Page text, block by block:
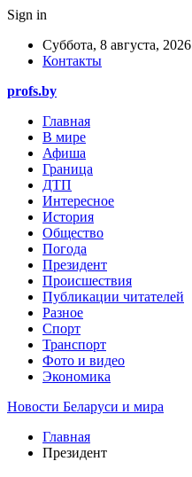
Sign in
Суббота, 8 августа, 2026
Контакты
profs.by
Главная
В мире
Афиша
Граница
ДТП
Интересное
История
Общество
Погода
Президент
Происшествия
Публикации читателей
Разное
Спорт
Транспорт
Фото и видео
Экономика
Новости Беларуси и мира
Главная
Президент